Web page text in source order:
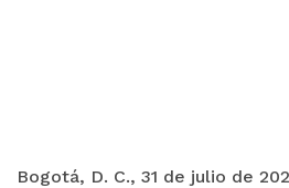
Bogotá, D. C., 31 de julio de